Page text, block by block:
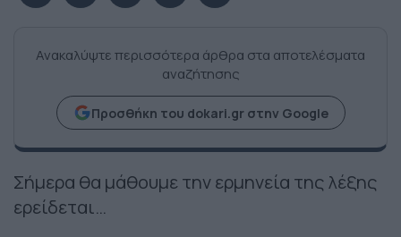
Ανακαλύψτε περισσότερα άρθρα στα αποτελέσματα
αναζήτησης
Προσθήκη του dokari.gr στην Google
Σήμερα θα μάθουμε την ερμηνεία της λέξης
ερείδεται…